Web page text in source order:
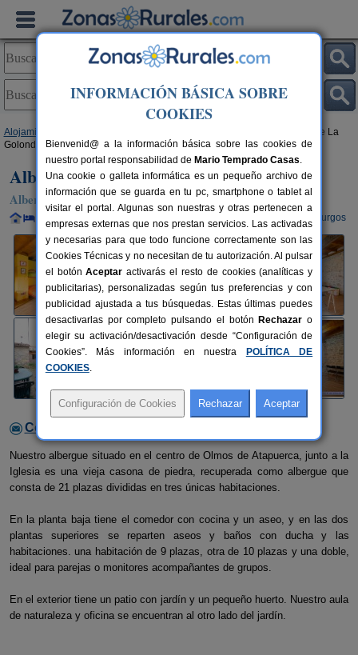
Alojamientos
> Albergue La
Golondrina
Albergue La Golondrina
Albergue en Olmos de Atapuerca (Burgos)
Alquiler completo y por habitaciones 21 plazas 15 km de Burgos
Contactar con el alojamiento
Nuestro albergue situado en el centro de Olmos de Atapuerca, junto a la
Iglesia es una vieja casona de piedra, recuperada como albergue que
consta de 21 plazas divididas en tres únicas habitaciones.
En la planta baja tiene el comedor con cocina y un aseo, y en las dos
plantas superiores se reparten aseos y baños con ducha y las
habitaciones. una habitación de 9 plazas, otra de 10 plazas y una doble,
ideal para parejas o monitores acompañantes de grupos.
En el exterior tiene un patio con jardín y un pequeño huerto. Nuestro aula
de naturaleza y oficina se encuentran al otro lado del jardín.
INFORMACIÓN BÁSICA SOBRE
COOKIES
Bienvenid@ a la información básica sobre las cookies de
nuestro portal responsabilidad de Mario Temprado Casas.
Una cookie o galleta informática es un pequeño archivo de
información que se guarda en tu pc, smartphone o tablet al
visitar el portal. Algunas son nuestras y otras pertenecen a
empresas externas que nos prestan servicios. Las activadas
y necesarias para que todo funcione correctamente son las
Cookies Técnicas y no necesitan de tu autorización. Al pulsar
el botónAceptar activarás el resto de cookies (analíticas y
publicitarias), personalizadas según tus preferencias y con
publicidad ajustada a tus búsquedas. Estas últimas puedes
desactivarlas por completo pulsando el botón Rechazar o
elegir su activación/desactivación desde “Configuración de
Cookies”. Más información en nuestra
POLÍTICA DE
COOKIES.